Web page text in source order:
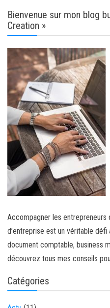
Bienvenue sur mon blog
Creation »
Accompagner les entrepreneurs
d’entreprise est un véritable défi
document comptable, business
découvrez tous mes conseils
Catégories